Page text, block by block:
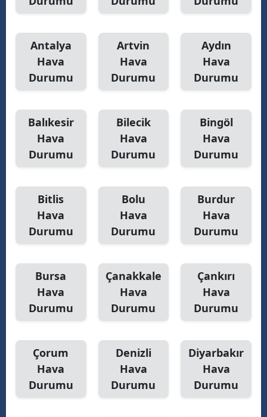
Antalya
Hava
Durumu
Artvin
Hava
Durumu
Aydın
Hava
Durumu
Balıkesir
Hava
Durumu
Bilecik
Hava
Durumu
Bingöl
Hava
Durumu
Bitlis
Hava
Durumu
Bolu
Hava
Durumu
Burdur
Hava
Durumu
Bursa
Hava
Durumu
Çanakkale
Hava
Durumu
Çankırı
Hava
Durumu
Çorum
Hava
Durumu
Denizli
Hava
Durumu
Diyarbakır
Hava
Durumu